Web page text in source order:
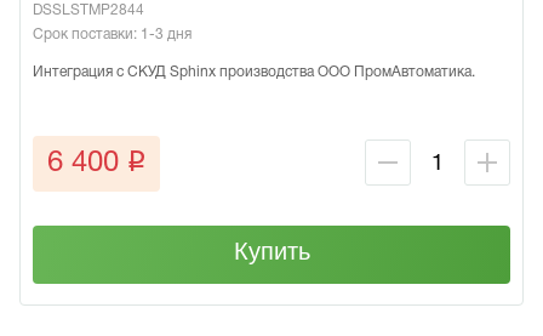
DSSLSTMP2844
Срок поставки: 1-3 дня
Интеграция с СКУД Sphinx производства ООО ПромАвтоматика.
6 400 q
Купить